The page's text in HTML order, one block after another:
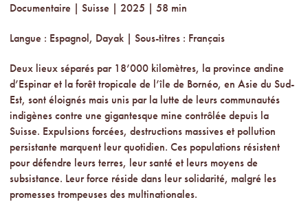
Documentaire | Suisse | 2025 | 58 min
Langue : Espagnol, Dayak | Sous-titres : Français
Deux lieux séparés par 18’000 kilomètres, la province andine
d’Espinar et la forêt tropicale de l’île de Bornéo, en Asie du Sud-
Est, sont éloignés mais unis par la lutte de leurs communautés
indigènes contre une gigantesque mine contrôlée depuis la
Suisse. Expulsions forcées, destructions massives et pollution
persistante marquent leur quotidien. Ces populations résistent
pour défendre leurs terres, leur santé et leurs moyens de
subsistance. Leur force réside dans leur solidarité, malgré les
promesses trompeuses des multinationales.